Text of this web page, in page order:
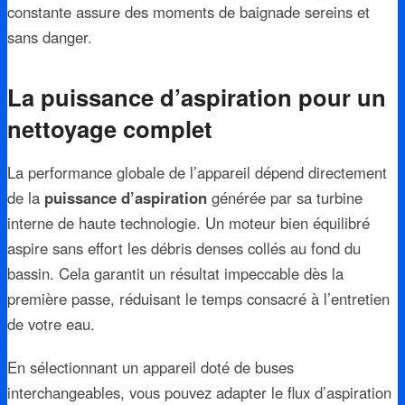
constante assure des moments de baignade sereins et
sans danger.
La puissance d’aspiration pour un
nettoyage complet
La performance globale de l’appareil dépend directement
de la puissance d’aspiration générée par sa turbine
interne de haute technologie. Un moteur bien équilibré
aspire sans effort les débris denses collés au fond du
bassin. Cela garantit un résultat impeccable dès la
première passe, réduisant le temps consacré à l’entretien
de votre eau.
En sélectionnant un appareil doté de buses
interchangeables, vous pouvez adapter le flux d’aspiration